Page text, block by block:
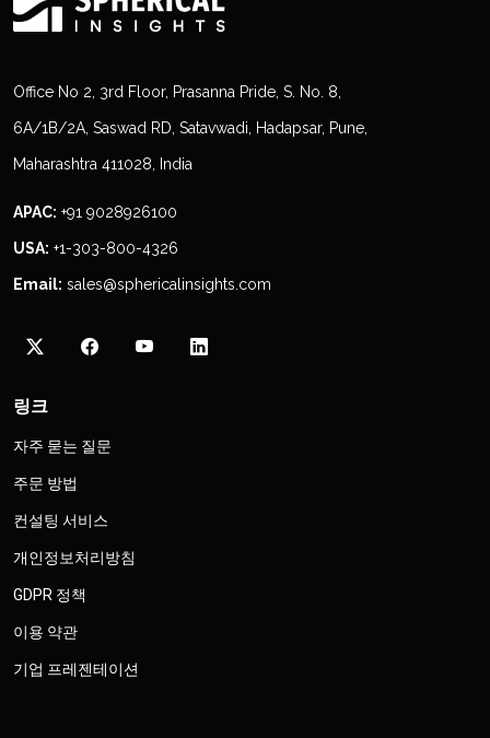
Office No 2, 3rd Floor, Prasanna Pride, S. No. 8,
6A/1B/2A, Saswad RD, Satavwadi, Hadapsar, Pune,
Maharashtra 411028, India
APAC: +91 9028926100
USA: +1-303-800-4326
Email: sales@sphericalinsights.com
링크
자주 묻는 질문
주문 방법
컨설팅 서비스
개인정보처리방침
GDPR 정책
이용 약관
기업 프레젠테이션